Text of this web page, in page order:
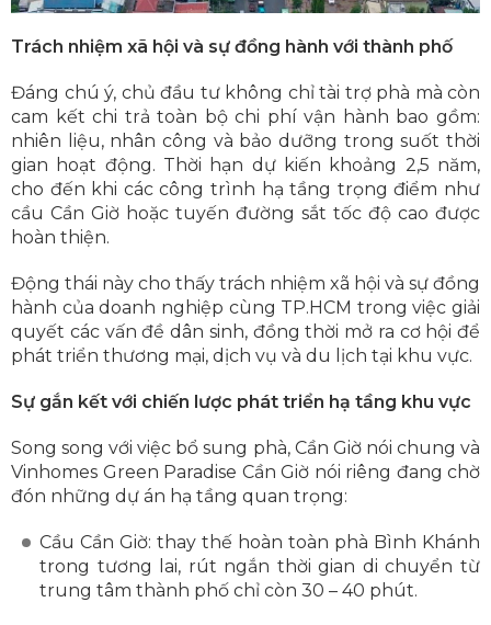
Trách nhiệm xã hội và sự đồng hành với thành phố
Đáng chú ý, chủ đầu tư không chỉ tài trợ phà mà còn
cam kết chi trả toàn bộ chi phí vận hành bao gồm:
nhiên liệu, nhân công và bảo dưỡng trong suốt thời
gian hoạt động. Thời hạn dự kiến khoảng 2,5 năm,
cho đến khi các công trình hạ tầng trọng điểm như
cầu Cần Giờ hoặc tuyến đường sắt tốc độ cao được
hoàn thiện.
Động thái này cho thấy trách nhiệm xã hội và sự đồng
hành của doanh nghiệp cùng TP.HCM trong việc giải
quyết các vấn đề dân sinh, đồng thời mở ra cơ hội để
phát triển thương mại, dịch vụ và du lịch tại khu vực.
Sự gắn kết với chiến lược phát triển hạ tầng khu vực
Song song với việc bổ sung phà, Cần Giờ nói chung và
Vinhomes Green Paradise Cần Giờ nói riêng đang chờ
đón những dự án hạ tầng quan trọng:
Cầu Cần Giờ: thay thế hoàn toàn phà Bình Khánh
trong tương lai, rút ngắn thời gian di chuyển từ
trung tâm thành phố chỉ còn 30 – 40 phút.